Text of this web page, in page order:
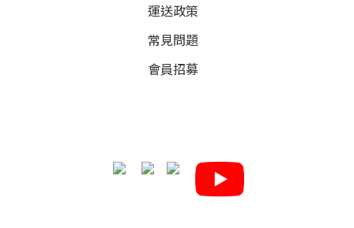
運送政策
常見問題
會員招募